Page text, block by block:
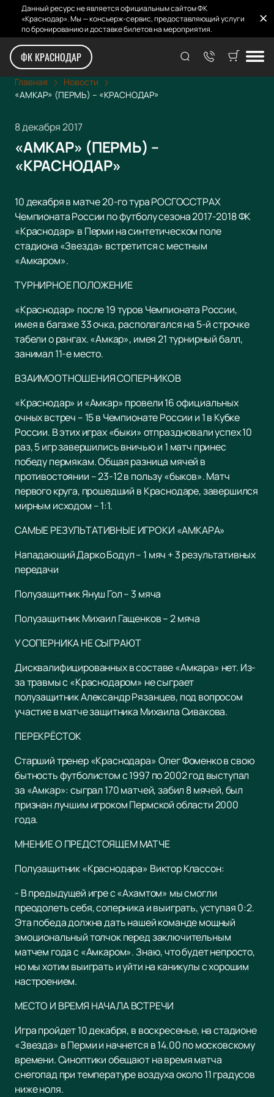
Данный ресурс не является официальным сайтом ФК
«Краснодар». Мы — консьерж-сервис, предоставляющий услуги
по бронированию и доставке билетов на мероприятия.
ФК КРАСНОДАР
Главная
Новости
«АМКАР» (ПЕРМЬ) – «КРАСНОДАР»
8 декабря 2017
«АМКАР» (ПЕРМЬ) –
«КРАСНОДАР»
10 декабря в матче 20-го тура РОСГОССТРАХ
Чемпионата России по футболу сезона 2017-2018 ФК
«Краснодар» в Перми на синтетическом поле
стадиона «Звезда» встретится с местным
«Амкаром».
ТУРНИРНОЕ ПОЛОЖЕНИЕ
«Краснодар» после 19 туров Чемпионата России,
имея в багаже 33 очка, располагался на 5-й строчке
табели о рангах. «Амкар», имея 21 турнирный балл,
занимал 11-е место.
ВЗАИМООТНОШЕНИЯ СОПЕРНИКОВ
«Краснодар» и «Амкар» провели 16 официальных
очных встреч – 15 в Чемпионате России и 1 в Кубке
России. В этих играх «быки» отпраздновали успех 10
раз, 5 игр завершились вничью и 1 матч принес
победу пермякам. Общая разница мячей в
противостоянии – 23-12 в пользу «быков». Матч
первого круга, прошедший в Краснодаре, завершился
мирным исходом – 1:1.
САМЫЕ РЕЗУЛЬТАТИВНЫЕ ИГРОКИ «АМКАРА»
Нападающий Дарко Бодул – 1 мяч + 3 результативных
передачи
Полузащитник Януш Гол – 3 мяча
Полузащитник Михаил Гащенков – 2 мяча
У СОПЕРНИКА НЕ СЫГРАЮТ
Дисквалифицированных в составе «Амкара» нет. Из-
за травмы с «Краснодаром» не сыграет
полузащитник Александр Рязанцев, под вопросом
участие в матче защитника Михаила Сивакова.
ПЕРЕКРЁСТОК
Старший тренер «Краснодара» Олег Фоменко в свою
бытность футболистом с 1997 по 2002 год выступал
за «Амкар»: сыграл 170 матчей, забил 8 мячей, был
признан лучшим игроком Пермской области 2000
года.
МНЕНИЕ О ПРЕДСТОЯЩЕМ МАТЧЕ
Полузащитник «Краснодара» Виктор Классон:
- В предыдущей игре с «Ахамтом» мы смогли
преодолеть себя, соперника и выиграть, уступая 0:2.
Эта победа должна дать нашей команде мощный
эмоциональный толчок перед заключительным
матчем года с «Амкаром». Знаю, что будет непросто,
но мы хотим выиграть и уйти на каникулы с хорошим
настроением.
МЕСТО И ВРЕМЯ НАЧАЛА ВСТРЕЧИ
Игра пройдет 10 декабря, в воскресенье, на стадионе
«Звезда» в Перми и начнется в 14.00 по московскому
времени. Синоптики обещают на время матча
снегопад при температуре воздуха около 11 градусов
ниже ноля.